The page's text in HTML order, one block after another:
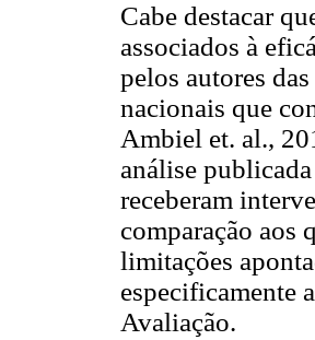
Cabe destacar
associados à
pelos autores
nacionais que
Ambiel et. al.,
análise
receberam
comparação aos
limitações
especificamente
Avaliação.